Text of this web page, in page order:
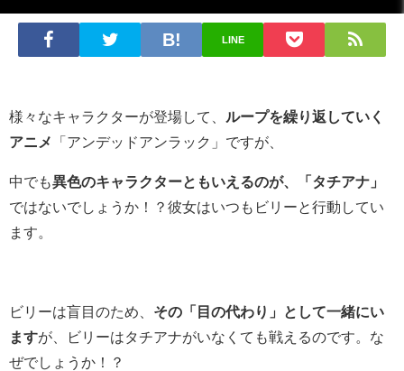
LINE
様々なキャラクターが登場して、
ループを繰り返していく
アニメ
「アンデッドアンラック」ですが、
中でも異色のキャラクターともいえるのが、「タチアナ」
ではないでしょうか！？彼女はいつもビリーと行動してい
ます。
ビリーは盲目のため、 その「目の代わり」として一緒にい
ますが、ビリーはタチアナがいなくても戦えるのです。な
ぜでしょうか！？